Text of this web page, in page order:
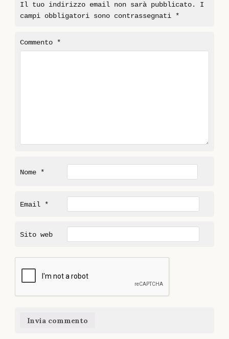
Il tuo indirizzo email non sarà pubblicato.
I
campi obbligatori sono contrassegnati *
Commento *
Nome *
Email *
Sito web